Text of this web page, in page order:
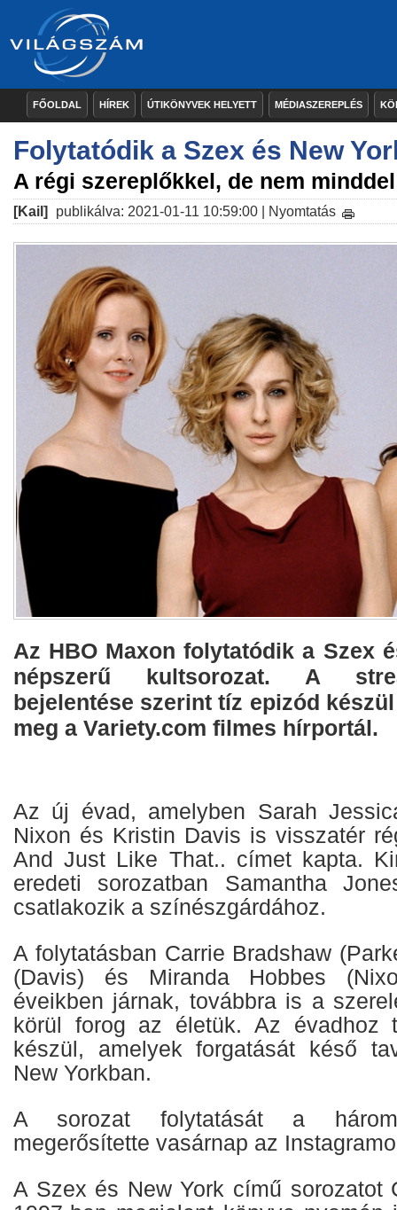
FŐOLDAL HÍREK ÚTIKÖNYVEK HELYETT MÉDIASZEREPLÉS
Folytatódik a Szex és New
A régi szereplőkkel, de nem minddel
[Kail] publikálva: 2021-01-11 10:59:00 | Nyomtatás
Az HBO Maxon folytatódik a Szex
népszerű kultsorozat. A
bejelentése szerint tíz epizód
meg a Variety.com filmes hírportál.
Az új évad, amelyben Sarah
Nixon és Kristin Davis is visszatér
And Just Like That.. címet kapta.
eredeti sorozatban Samantha
csatlakozik a színészgárdához.
A folytatásban Carrie Bradshaw
(Davis) és Miranda Hobbes
éveikben járnak, továbbra is a
körül forog az életük. Az évadhoz
készül, amelyek forgatását késő
New Yorkban.
A sorozat folytatását a
megerősítette vasárnap az
A Szex és New York című sorozatot